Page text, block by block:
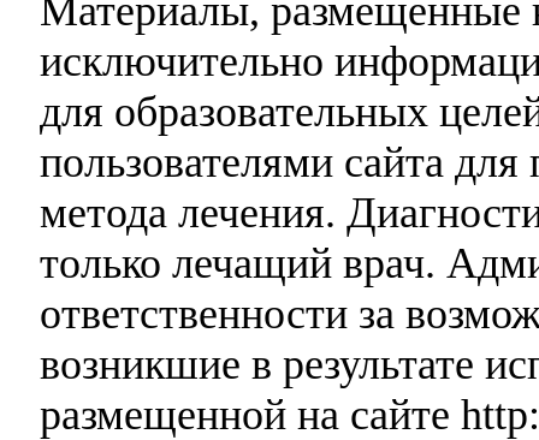
Материалы, размещенные
исключительно
для образовательных
пользователями сайта
метода лечения.
только лечащий врач.
ответственности за
возникшие в результате
размещенной на сайте